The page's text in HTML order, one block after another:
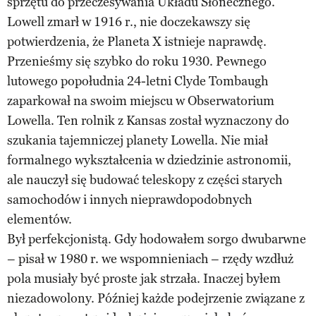
Lowell zmarł w 1916 r., nie doczekawszy się
potwierdzenia, że Planeta X istnieje naprawdę.
Przenieśmy się szybko do roku 1930. Pewnego
lutowego popołudnia 24-letni Clyde Tombaugh
zaparkował na swoim miejscu w Obserwatorium
Lowella. Ten rolnik z Kansas został wyznaczony do
szukania tajemniczej planety Lowella. Nie miał
formalnego wykształcenia w dziedzinie astronomii,
ale nauczył się budować teleskopy z części starych
samochodów i innych nieprawdopodobnych
elementów.
Był perfekcjonistą. Gdy hodowałem sorgo dwubarwne
– pisał w 1980 r. we wspomnieniach – rzędy wzdłuż
pola musiały być proste jak strzała. Inaczej byłem
niezadowolony. Później każde podejrzenie związane z